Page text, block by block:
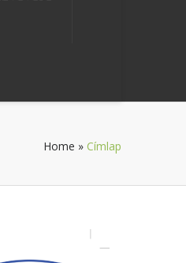
Home » Címlap